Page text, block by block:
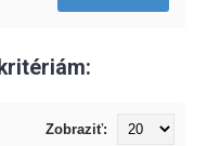
Zobraziť: